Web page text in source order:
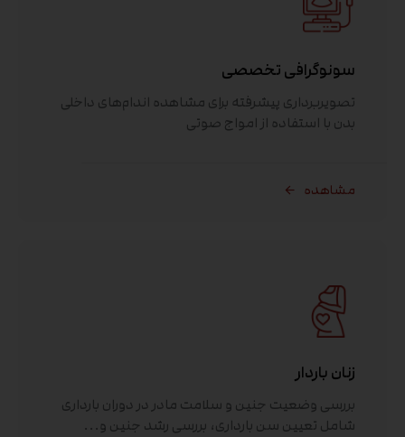
سونوگرافی تخصصی
تصویربرداری پیشرفته برای مشاهده اندام‌های داخلی
بدن با استفاده از امواج صوتی
مشاهده
زنان باردار
بررسی وضعیت جنین و سلامت مادر در دوران بارداری
شامل تعیین سن بارداری، بررسی رشد جنین و...